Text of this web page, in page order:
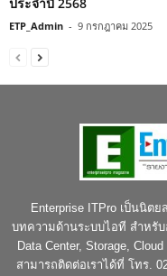
ประจำปี 2568
ETP_Admin - 9 กรกฎาคม 2025
Enterprise ITPro เป็นนิต
บทความด้านระบบไอที สำหรับ
Data Center, Storage,
สามารถติดต่อเราได้ที่ โทร.